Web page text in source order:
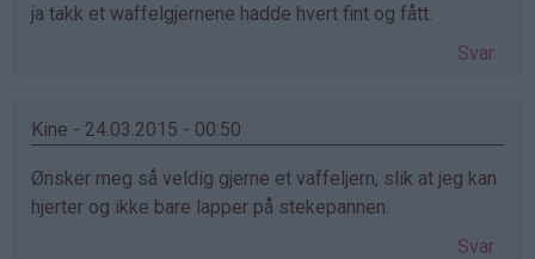
ja takk et waffelgjernene hadde hvert fint og fått.
Svar
Kine - 24.03.2015 - 00:50
Ønsker meg så veldig gjerne et vaffeljern, slik at jeg kan
hjerter og ikke bare lapper på stekepannen.
Svar